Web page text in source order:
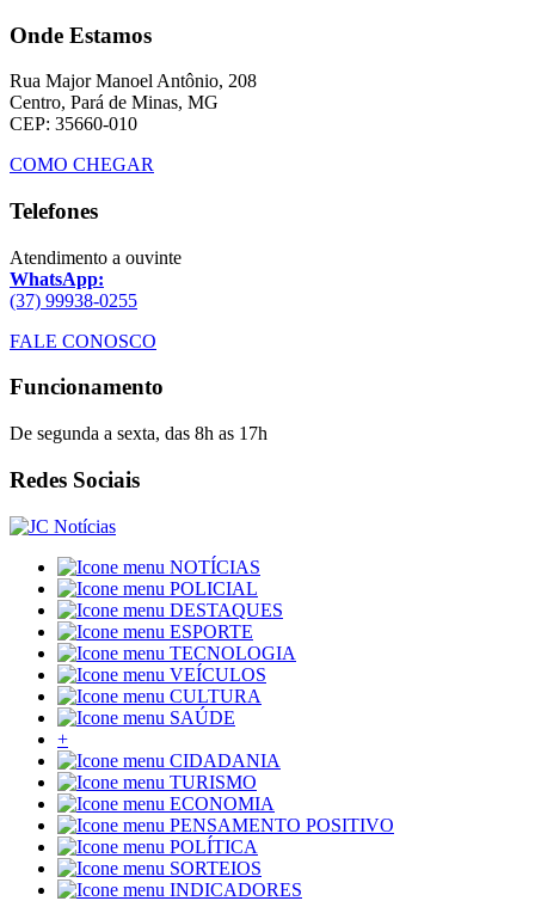
Onde Estamos
Rua Major Manoel Antônio, 208
Centro, Pará de Minas, MG
CEP: 35660-010
COMO CHEGAR
Telefones
Atendimento a ouvinte
WhatsApp:
(37) 99938-0255
FALE CONOSCO
Funcionamento
De segunda a sexta, das 8h as 17h
Redes Sociais
NOTÍCIAS
POLICIAL
DESTAQUES
ESPORTE
TECNOLOGIA
VEÍCULOS
CULTURA
SAÚDE
+
CIDADANIA
TURISMO
ECONOMIA
PENSAMENTO POSITIVO
POLÍTICA
SORTEIOS
INDICADORES